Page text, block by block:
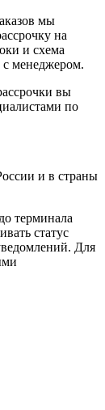
мы
на
и схема
менеджером.
вы
по
и в страны
терминала
статус
Для